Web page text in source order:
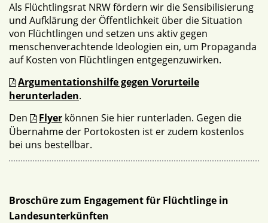
Als Flüchtlingsrat NRW fördern wir die Sensibilisierung
und Aufklärung der Öffentlichkeit über die Situation
von Flüchtlingen und setzen uns aktiv gegen
menschenverachtende Ideologien ein, um Propaganda
auf Kosten von Flüchtlingen entgegenzuwirken.
Argumentationshilfe gegen Vorurteile
herunterladen.
Den
Flyer können Sie hier runterladen. Gegen die
Übernahme der Portokosten ist er zudem kostenlos
bei uns bestellbar.
Broschüre zum Engagement für Flüchtlinge in
Landesunterkünften